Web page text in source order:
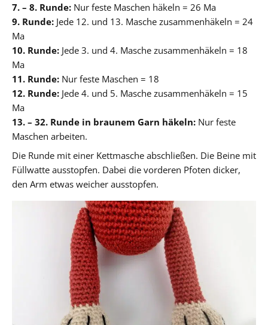
7. – 8. Runde: Nur feste Maschen häkeln = 26 Ma
9. Runde: Jede 12. und 13. Masche zusammenhäkeln = 24
Ma
10. Runde: Jede 3. und 4. Masche zusammenhäkeln = 18
Ma
11. Runde: Nur feste Maschen = 18
12. Runde: Jede 4. und 5. Masche zusammenhäkeln = 15
Ma
13. – 32. Runde in braunem Garn häkeln: Nur feste
Maschen arbeiten.
Die Runde mit einer Kettmasche abschließen. Die Beine mit
Füllwatte ausstopfen. Dabei die vorderen Pfoten dicker,
den Arm etwas weicher ausstopfen.